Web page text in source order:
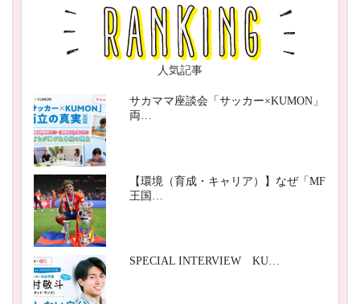
人気記事
サカママ座談会「サッカー×KUMON」
両…
【環境（育成・キャリア）】なぜ「MF
王国…
SPECIAL INTERVIEW KU…